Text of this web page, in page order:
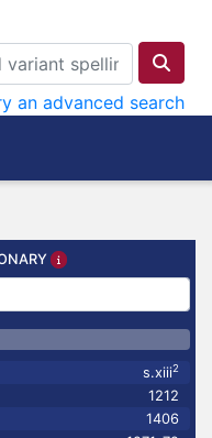
an advanced search
s.xiii2
1212
1406